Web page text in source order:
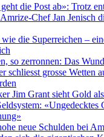
die Post ab»: Trotz
Chef Jan Jenisch
die Superreichen –
so zerronnen: Das
schliesst grosse Wetten
Jim Grant sieht Gold
«Ungedecktes
neue Schulden bei